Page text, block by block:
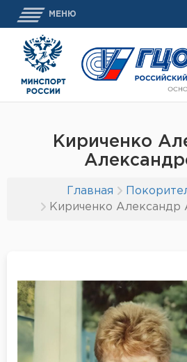
МЕНЮ
Кириченко
Главная
Кириченко Александр